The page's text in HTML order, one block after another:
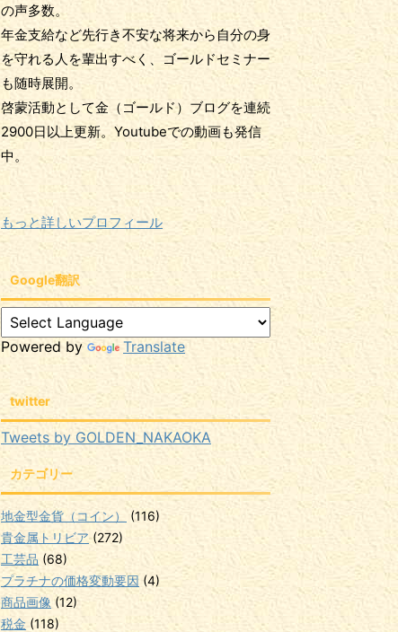
の声多数。
年金支給など先行き不安な将来から自分の身
を守れる人を輩出すべく、ゴールドセミナー
も随時展開。
啓蒙活動として金（ゴールド）ブログを連続
2900日以上更新。Youtubeでの動画も発信
中。
もっと詳しいプロフィール
Google翻訳
Powered by Translate
twitter
Tweets by GOLDEN_NAKAOKA
カテゴリー
地金型金貨（コイン）
(116)
貴金属トリビア(272)
工芸品 (68)
プラチナの価格変動要因 (4)
商品画像 (12)
税金 (118)